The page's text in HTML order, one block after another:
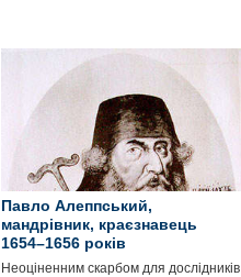
Павло Алеппський,
мандрівник, краєзнавець
1654–1656 років
Неоціненним скарбом для дослідників